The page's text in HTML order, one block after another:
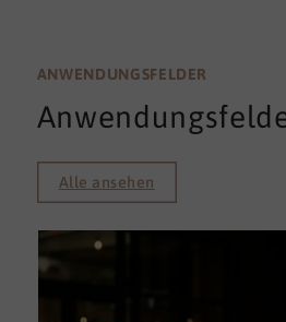
ANWENDUNGSFELDER
Alle ansehen